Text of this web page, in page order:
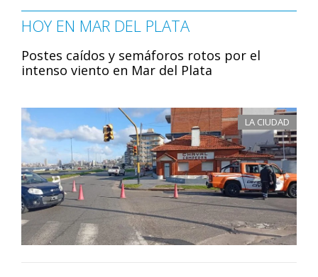
HOY EN MAR DEL PLATA
Postes caídos y semáforos rotos por el
intenso viento en Mar del Plata
LA CIUDAD